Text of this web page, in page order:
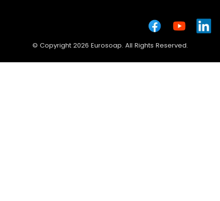
© Copyright 2026 Eurosoap. All Rights Reserved.